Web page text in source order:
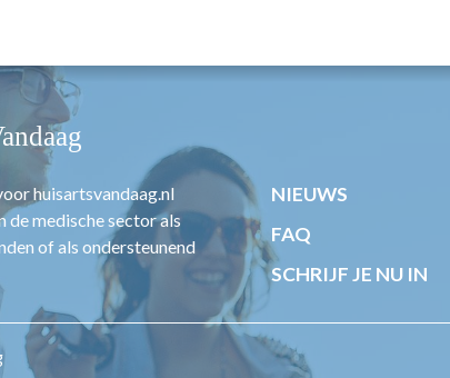
huisartsvandaag.nl
de medische sector als
of als ondersteunend
NIEUWS
FAQ
SCHRIJF JE NU IN